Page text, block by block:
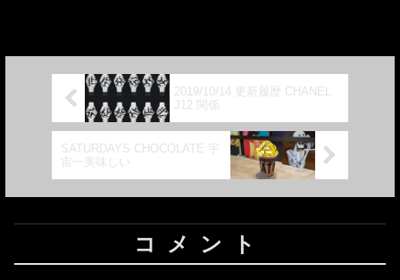
2019/10/14 更新履歴 CHANEL
J12 関係
SATURDAYS CHOCOLATE 宇
宙一美味しい
コメント